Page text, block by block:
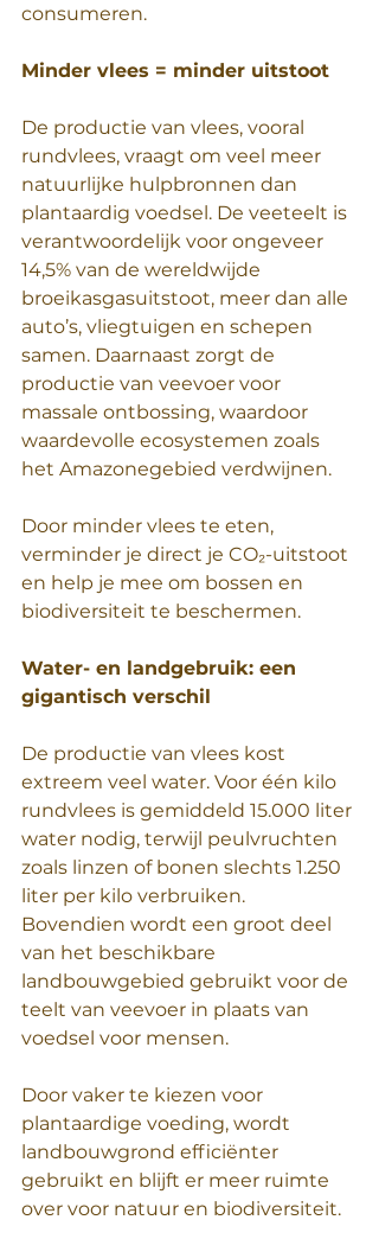
consumeren.
Minder vlees = minder uitstoot
De productie van vlees, vooral
rundvlees, vraagt om veel meer
natuurlijke hulpbronnen dan
plantaardig voedsel. De veeteelt is
verantwoordelijk voor ongeveer
14,5% van de wereldwijde
broeikasgasuitstoot, meer dan alle
auto’s, vliegtuigen en schepen
samen. Daarnaast zorgt de
productie van veevoer voor
massale ontbossing, waardoor
waardevolle ecosystemen zoals
het Amazonegebied verdwijnen.
Door minder vlees te eten,
verminder je direct je CO₂-uitstoot
en help je mee om bossen en
biodiversiteit te beschermen.
Water- en landgebruik: een
gigantisch verschil
De productie van vlees kost
extreem veel water. Voor één kilo
rundvlees is gemiddeld 15.000 liter
water nodig, terwijl peulvruchten
zoals linzen of bonen slechts 1.250
liter per kilo verbruiken.
Bovendien wordt een groot deel
van het beschikbare
landbouwgebied gebruikt voor de
teelt van veevoer in plaats van
voedsel voor mensen.
Door vaker te kiezen voor
plantaardige voeding, wordt
landbouwgrond efficiënter
gebruikt en blijft er meer ruimte
over voor natuur en biodiversiteit.